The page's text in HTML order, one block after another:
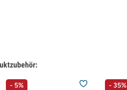
- 5% - 35%